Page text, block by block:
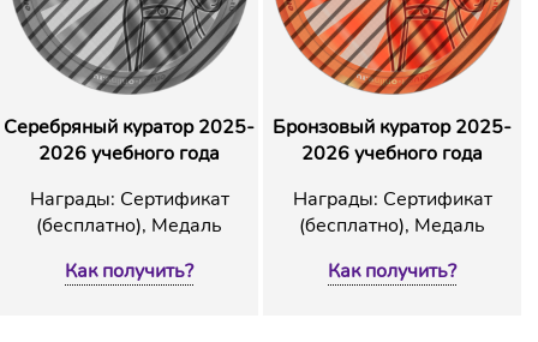
Серебряный куратор 2025-
2026 учебного года
Награды: Сертификат
(бесплатно), Медаль
Как получить?
Бронзовый куратор 2025-
2026 учебного года
Награды: Сертификат
(бесплатно), Медаль
Как получить?